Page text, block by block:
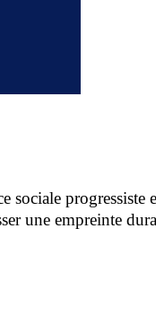
une empreinte